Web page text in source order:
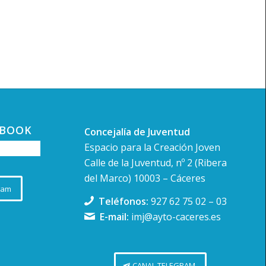
Concejalía de Juventud
Espacio para la Creación Joven
Calle de la Juventud, nº 2 (Ribera
del Marco) 10003 – Cáceres
Teléfonos: 927 62 75 02 –03
E-mail: imj@ayto-caceres.es